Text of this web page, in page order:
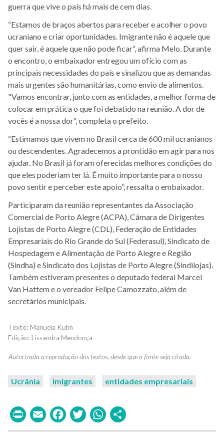
guerra que vive o país há mais de cem dias.
“Estamos de braços abertos para receber e acolher o povo
ucraniano e criar oportunidades. Imigrante não é aquele que
quer sair, é aquele que não pode ficar”, afirma Melo. Durante
o encontro, o embaixador entregou um ofício com as
principais necessidades do país e sinalizou que as demandas
mais urgentes são humanitárias, como envio de alimentos.
"Vamos encontrar, junto com as entidades, a melhor forma de
colocar em prática o que foi debatido na reunião. A dor de
vocês é a nossa dor”, completa o prefeito.
“Estimamos que vivem no Brasil cerca de 600 mil ucranianos
ou descendentes. Agradecemos a prontidão em agir para nos
ajudar. No Brasil já foram oferecidas melhores condições do
que eles poderiam ter lá. É muito importante para o nosso
povo sentir e perceber este apoio”, ressalta o embaixador.
Participaram da reunião representantes da Associação
Comercial de Porto Alegre (ACPA), Câmara de Dirigentes
Lojistas de Porto Alegre (CDL), Federação de Entidades
Empresariais do Rio Grande do Sul (Federasul), Sindicato de
Hospedagem e Alimentação de Porto Alegre e Região
(Sindha) e Sindicato dos Lojistas de Porto Alegre (Sindilojas).
Também estiveram presentes o deputado federal Marcel
Van Hattem e o vereador Felipe Camozzato, além de
secretários municipais.
Manuela Kuhn
Lissandra Mendonça
Ucrânia imigrantes entidades empresariais
PrintEmailFacebook
TwitterWhatsApp